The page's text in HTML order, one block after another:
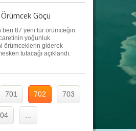
Göçü
beri 87 yeni tür örümceğin
yoğunluk
örümceklerin giderek
tutacağı açıklandı.
701 702 703